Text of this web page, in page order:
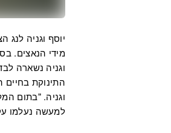
יוסף וגניה לנג
מידי הנאצים.
וגניה נשארה
וגניה. "בתום
למעשה נעלמו